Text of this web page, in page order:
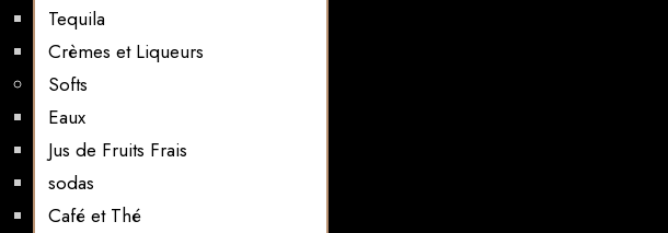
Tequila
Crèmes et Liqueurs
Softs
Eaux
Jus de Fruits Frais
sodas
Café et Thé